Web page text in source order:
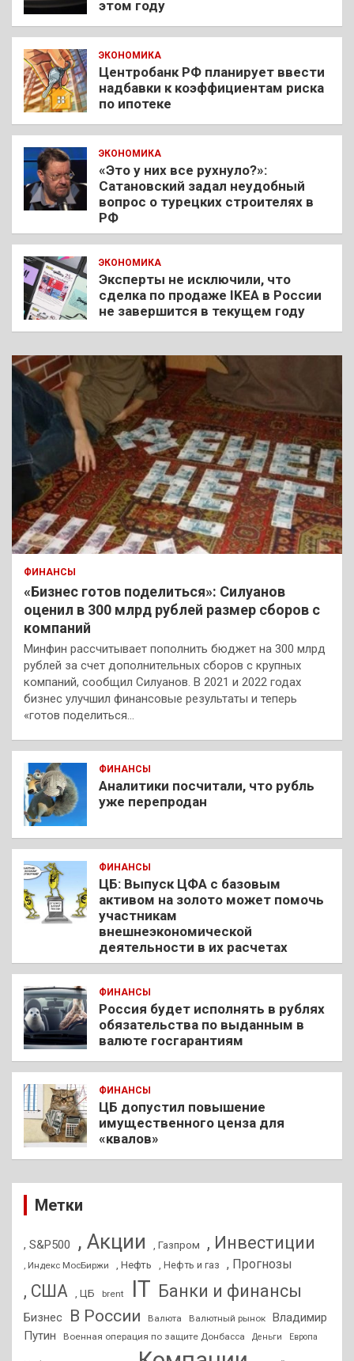
этом году
ЭКОНОМИКА
Центробанк РФ планирует ввести
надбавки к коэффициентам риска
по ипотеке
ЭКОНОМИКА
«Это у них все рухнуло?»:
Сатановский задал неудобный
вопрос о турецких строителях в
РФ
ЭКОНОМИКА
Эксперты не исключили, что
сделка по продаже IKEA в России
не завершится в текущем году
ФИНАНСЫ
«Бизнес готов поделиться»: Силуанов
оценил в 300 млрд рублей размер сборов с
компаний
Минфин рассчитывает пополнить бюджет на 300 млрд
рублей за счет дополнительных сборов с крупных
компаний, сообщил Силуанов. В 2021 и 2022 годах
бизнес улучшил финансовые результаты и теперь
«готов поделиться…
ФИНАНСЫ
Аналитики посчитали, что рубль
уже перепродан
ФИНАНСЫ
ЦБ: Выпуск ЦФА с базовым
активом на золото может помочь
участникам
внешнеэкономической
деятельности в их расчетах
ФИНАНСЫ
Россия будет исполнять в рублях
обязательства по выданным в
валюте госгарантиям
ФИНАНСЫ
ЦБ допустил повышение
имущественного ценза для
«квалов»
Метки
, S&P500 , Акции , Газпром , Инвестиции
, Индекс МосБиржи , Нефть , Нефть и газ , Прогнозы
, США , ЦБ brent IT Банки и финансы
Бизнес В России Валюта Валютный рынок
Владимир
Путин
Военная операция по защите Донбасса Деньги Европа